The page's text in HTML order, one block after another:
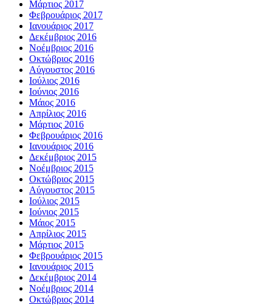
Μάρτιος 2017
Φεβρουάριος 2017
Ιανουάριος 2017
Δεκέμβριος 2016
Νοέμβριος 2016
Οκτώβριος 2016
Αύγουστος 2016
Ιούλιος 2016
Ιούνιος 2016
Μάιος 2016
Απρίλιος 2016
Μάρτιος 2016
Φεβρουάριος 2016
Ιανουάριος 2016
Δεκέμβριος 2015
Νοέμβριος 2015
Οκτώβριος 2015
Αύγουστος 2015
Ιούλιος 2015
Ιούνιος 2015
Μάιος 2015
Απρίλιος 2015
Μάρτιος 2015
Φεβρουάριος 2015
Ιανουάριος 2015
Δεκέμβριος 2014
Νοέμβριος 2014
Οκτώβριος 2014